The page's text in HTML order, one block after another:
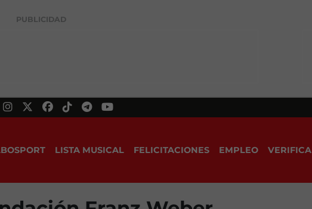
PUBLICIDAD
LISTA MUSICAL FELICITACIONES EMPLEO VERIFICA